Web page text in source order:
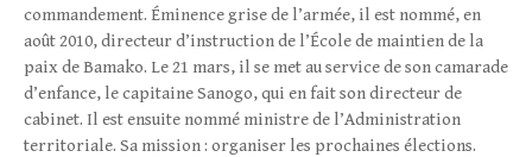
commandement. Éminence grise de l’armée, il est nommé, en
août 2010, directeur d’instruction de l’École de maintien de la
paix de Bamako. Le 21 mars, il se met au service de son camarade
d’enfance, le capitaine Sanogo, qui en fait son directeur de
cabinet. Il est ensuite nommé ministre de l’Administration
territoriale. Sa mission : organiser les prochaines élections.